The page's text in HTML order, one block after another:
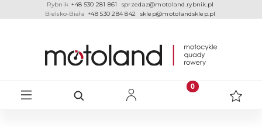
Rybnik +48 530 281 861
sprzedaz@motoland.rybnik.pl
Bielsko-Biała +48 530 284 842 sklep@motolandsklep.pl